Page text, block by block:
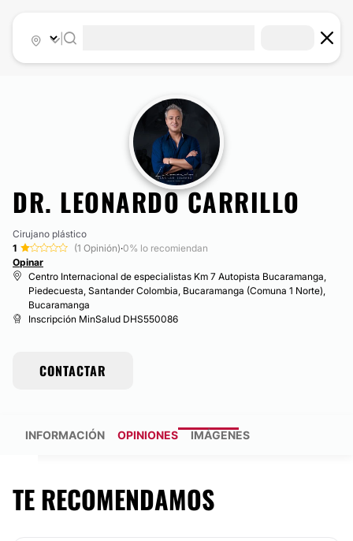
DR. LEONARDO CARRILLO
Cirujano plástico
1
(1 Opinión)·0% lo recomiendan
Opinar
Centro Internacional de especialistas Km 7 Autopista Bucaramanga,
Piedecuesta, Santander Colombia, Bucaramanga (Comuna 1 Norte),
Bucaramanga
Inscripción MinSalud DHS550086
CONTACTAR
INFORMACIÓN OPINIONES IMÁGENES
TE RECOMENDAMOS